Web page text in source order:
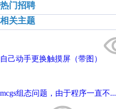
热门招聘
相关主题
自己动手更换触摸屏（带图）
mcgs组态问题，由于程序一直不...